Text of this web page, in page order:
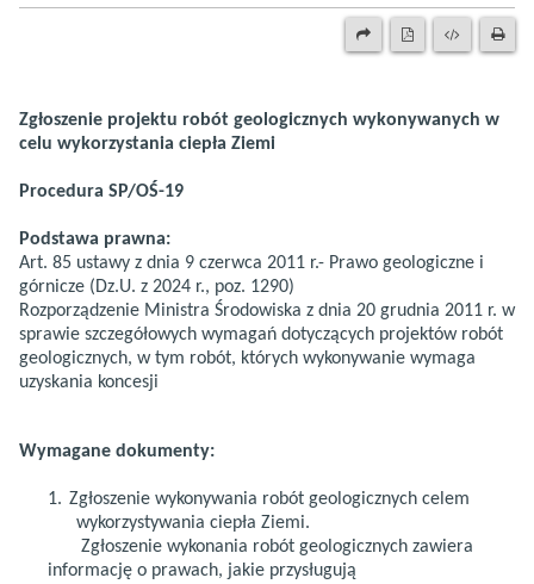
Zgłoszenie projektu robót geologicznych wykonywanych w
celu wykorzystania ciepła Ziemi
Procedura SP/OŚ-19
Podstawa prawna:
Art. 85 ustawy z dnia 9 czerwca 2011 r.- Prawo geologiczne i
górnicze (Dz.U. z 2024 r., poz. 1290)
Rozporządzenie Ministra Środowiska z dnia 20 grudnia 2011 r. w
sprawie szczegółowych wymagań dotyczących projektów robót
geologicznych, w tym robót, których wykonywanie wymaga
uzyskania koncesji
Wymagane dokumenty:
1. Zgłoszenie wykonywania robót geologicznych celem
wykorzystywania ciepła Ziemi.
Zgłoszenie wykonania robót geologicznych zawiera
informację o prawach, jakie przysługują